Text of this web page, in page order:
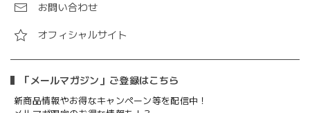
お問い合わせ
オフィシャルサイト
「メールマガジン」ご登録はこちら
新商品情報やお得なキャンペーン等を配信中！